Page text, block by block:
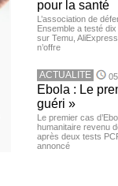
pour la santé
L’association de
Ensemble a testé
sur Temu,
n’offre
ACTUALITE
Ebola : Le
guéri »
Le premier cas
humanitaire revenu
après deux tests
annoncé